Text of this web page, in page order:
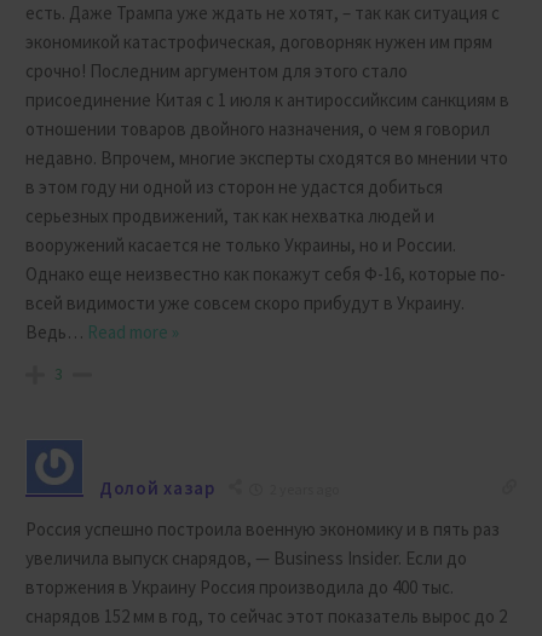
есть. Даже Трампа уже ждать не хотят, – так как ситуация с
экономикой катастрофическая, договорняк нужен им прям
срочно! Последним аргументом для этого стало
присоединение Китая с 1 июля к антироссийксим санкциям в
отношении товаров двойного назначения, о чем я говорил
недавно. Впрочем, многие эксперты сходятся во мнении что
в этом году ни одной из сторон не удастся добиться
серьезных продвижений, так как нехватка людей и
вооружений касается не только Украины, но и России.
Однако еще неизвестно как покажут себя Ф-16, которые по-
всей видимости уже совсем скоро прибудут в Украину.
Ведь… Read more »
3
Долой хазар
Россия успешно построила военную экономику и в пять раз
увеличила выпуск снарядов, — Business Insider. Если до
вторжения в Украину Россия производила до 400 тыс.
снарядов 152 мм в год, то сейчас этот показатель вырос до 2